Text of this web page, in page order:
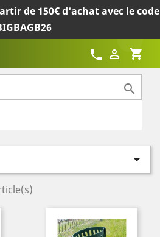
de 150€ d'achat avec le code
shopping_cart

call

